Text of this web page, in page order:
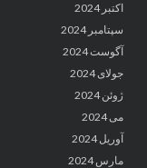
اکتبر 2024
سپتامبر 2024
آگوست 2024
جولای 2024
ژوئن 2024
می 2024
آوریل 2024
مارس 2024